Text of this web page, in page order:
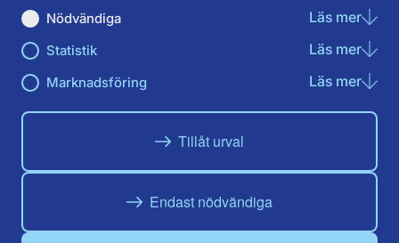
Nödvändiga Läs merom
Statistik Läs merom
Marknadsföring Läs merom
Tillåt urval
Endast nödvändiga
Du hittar oss här på sociala medier
Facebook
Instagram